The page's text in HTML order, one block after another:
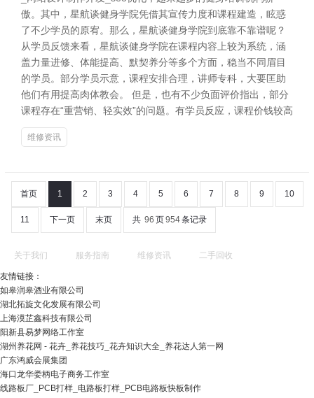
傲。其中，星航谈健身学院凭借其宣传力度和课程建造，眩惑
了不少学员的原宥。那么，星航谈健身学院到底靠不靠谱呢？
从学员反馈来看，星航谈健身学院在课程内容上较为系统，涵
盖力量进修、体能提高、默契养分等多个方面，稳当不同眉目
的学员。部分学员示意，课程安排合理，讲师专科，大要匡助
他们有用提高肉体教会。 但是，也有不少负面评价指出，部分
课程存在“重营销、轻实效”的问题。有学员反应，课程价钱较高
维修资讯
首页 1 2 3 4 5 6 7 8 9 10
11 下一页 末页 共 96 页954条记录
关于我们 服务指南 维修资讯 二手回收
友情链接：
如皋润皋酒业有限公司
湖北拓旋文化发展有限公司
上海漠芷鑫科技有限公司
阳新县易梦网络工作室
湖州养花网 - 花卉_养花技巧_花卉知识大全_养花达人第一网
广东鸿威会展集团
海口龙华娄柄电子商务工作室
线路板厂_PCB打样_电路板打样_PCB电路板快板制作